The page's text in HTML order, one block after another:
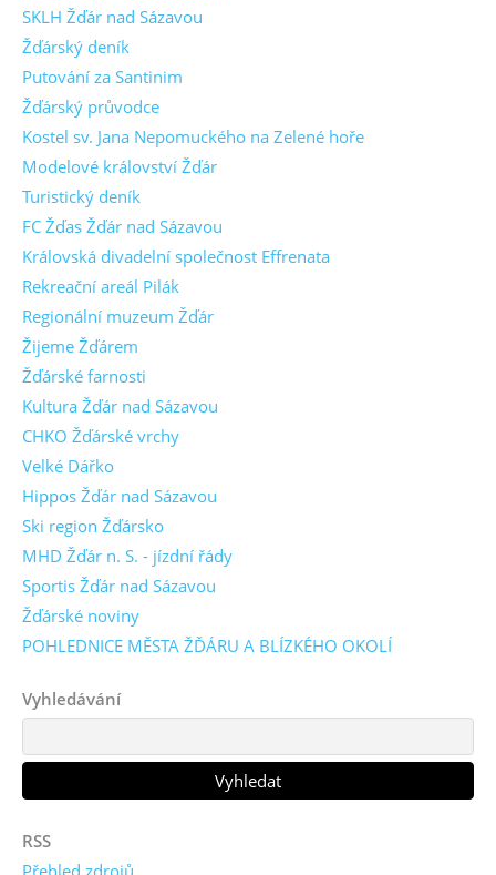
SKLH Žďár nad Sázavou
Žďárský deník
Putování za Santinim
Žďárský průvodce
Kostel sv. Jana Nepomuckého na Zelené hoře
Modelové království Žďár
Turistický deník
FC Žďas Žďár nad Sázavou
Královská divadelní společnost Effrenata
Rekreační areál Pilák
Regionální muzeum Žďár
Žijeme Žďárem
Žďárské farnosti
Kultura Žďár nad Sázavou
CHKO Žďárské vrchy
Velké Dářko
Hippos Žďár nad Sázavou
Ski region Žďársko
MHD Žďár n. S. - jízdní řády
Sportis Žďár nad Sázavou
Žďárské noviny
POHLEDNICE MĚSTA ŽĎÁRU A BLÍZKÉHO OKOLÍ
Vyhledávání
RSS